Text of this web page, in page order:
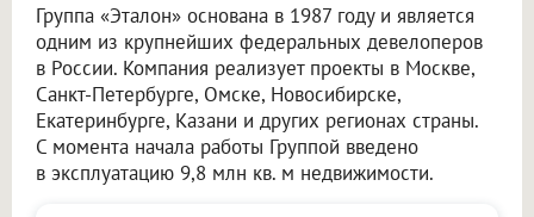
Группа «Эталон» основана в 1987 году и является
одним из крупнейших федеральных девелоперов
в России. Компания реализует проекты в Москве,
Санкт-Петербурге, Омске, Новосибирске,
Екатеринбурге, Казани и других регионах страны.
С момента начала работы Группой введено
в эксплуатацию 9,8 млн кв. м недвижимости.